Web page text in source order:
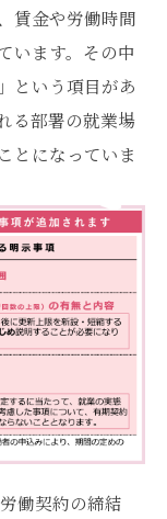
賃金や労働時間
います。その中
という項目があ
る部署の就業場
とになっていま
働契約の締結